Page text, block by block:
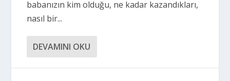
babanızın kim olduğu, ne kadar kazandıkları,
nasıl bir...
DEVAMINI OKU